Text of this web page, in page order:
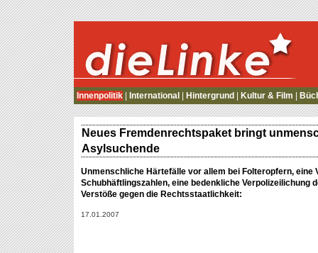
die Linke
Innenpolitik International Hintergrund Kultur & Film
Neues Fremdenrechtspaket bringt
Asylsuchende
Unmenschliche Härtefälle vor allem bei Folteropfern, eine
Schubhäftlingszahlen, eine bedenkliche Verpolizeilichung
Verstöße gegen die Rechtsstaatlichkeit:
17.01.2007